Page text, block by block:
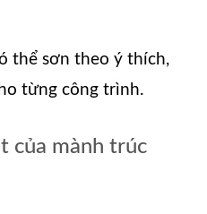
thể sơn theo ý thích,
từng công trình.
của mành trúc